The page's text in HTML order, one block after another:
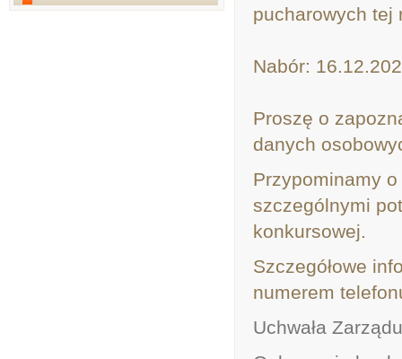
pucharowych tej
Nabór:
Proszę o
danych
Przypominamy
szczególnymi
konkursowej.
Szczegółowe
numerem
Uchwała